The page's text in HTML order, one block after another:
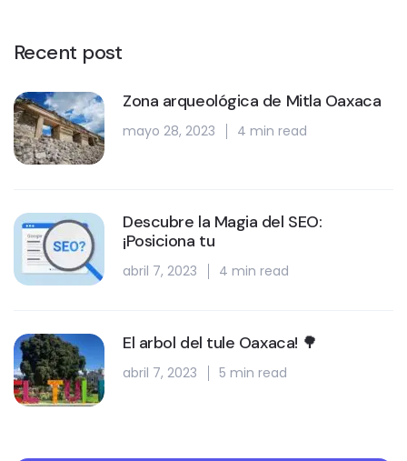
Recent post
Zona arqueológica de Mitla Oaxaca
mayo 28, 2023 4 min read
Descubre la Magia del SEO:
¡Posiciona tu
abril 7, 2023 4 min read
El arbol del tule Oaxaca! 🌳
abril 7, 2023 5 min read